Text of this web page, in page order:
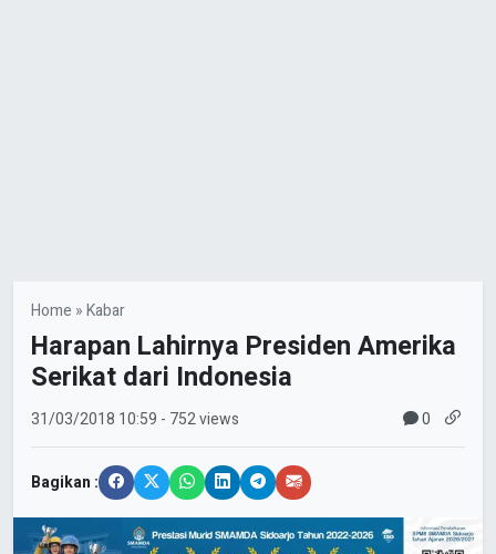
Home »Kabar
Harapan Lahirnya Presiden Amerika
Serikat dari Indonesia
31/03/2018 10:59 - 752 views 0
Bagikan :